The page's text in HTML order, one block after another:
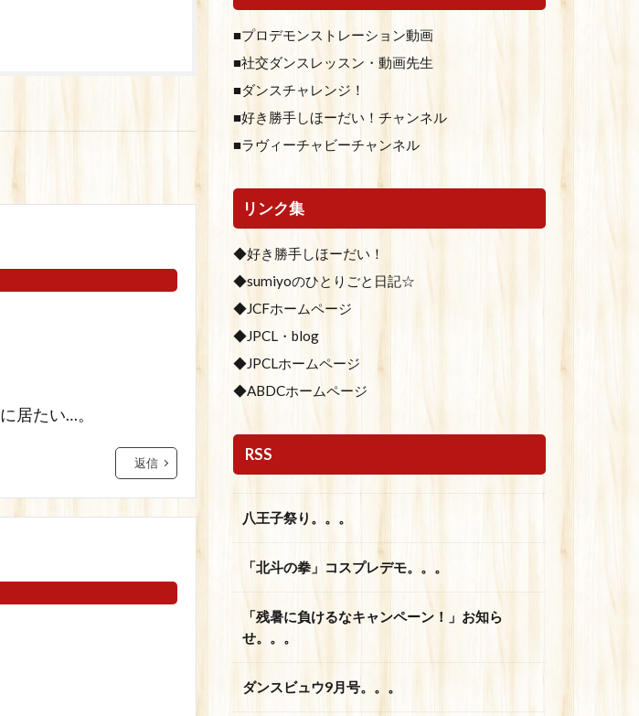
居たい…。
返信
■プロデモンストレーション動画
■社交ダンスレッスン・動画先生
■ダンスチャレンジ！
■好き勝手しほーだい！チャンネル
■ラヴィーチャビーチャンネル
リンク集
◆好き勝手しほーだい！
◆sumiyoのひとりごと日記☆
◆JCFホームページ
◆JPCL・blog
◆JPCLホームページ
◆ABDCホームページ
RSS
八王子祭り。。。
「北斗の拳」コスプレデモ。。。
「残暑に負けるなキャンペーン！」お知ら
せ。。。
ダンスビュウ9月号。。。